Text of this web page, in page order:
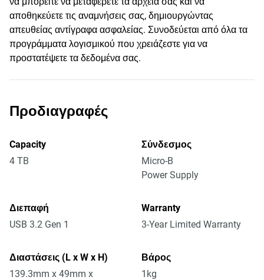
αποθηκεύετε τις αναμνήσεις σας, δημιουργώντας
απευθείας αντίγραφα ασφαλείας. Συνοδεύεται από όλα τα
προγράμματα λογισμικού που χρειάζεστε για να
προστατέψετε τα δεδομένα σας.
Προδιαγραφές
Capacity
4 TB
Σύνδεσμος
Micro-B
Power Supply
Διεπαφή
USB 3.2 Gen 1
Warranty
3-Year Limited Warranty
Διαστάσεις (L x W x H)
139.3mm x 49mm x
Βάρος
1kg